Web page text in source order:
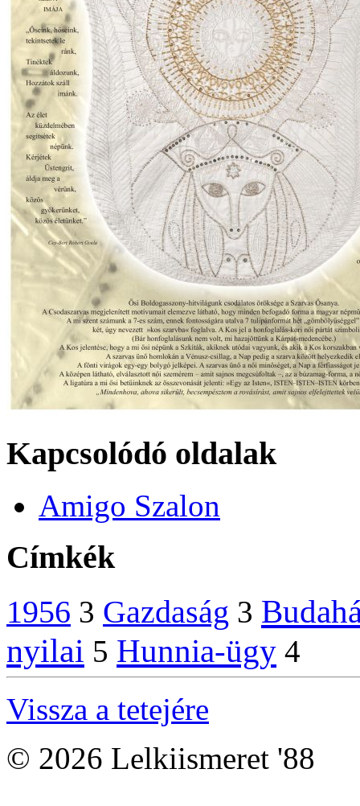
Kapcsolódó oldalak
Amigo Szalon
Címkék
1956 3 Gazdaság 3
nyilai 5 Hunnia-ügy 4
Vissza a tetejére
© 2026 Lelkiismeret '88